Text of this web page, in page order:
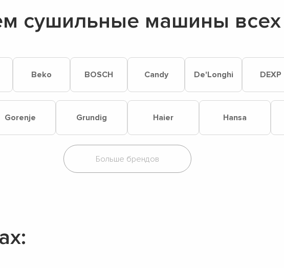
сушильные машины всех
Beko BOSCH Candy De'Longhi DEXP
Gorenje Grundig Haier Hansa